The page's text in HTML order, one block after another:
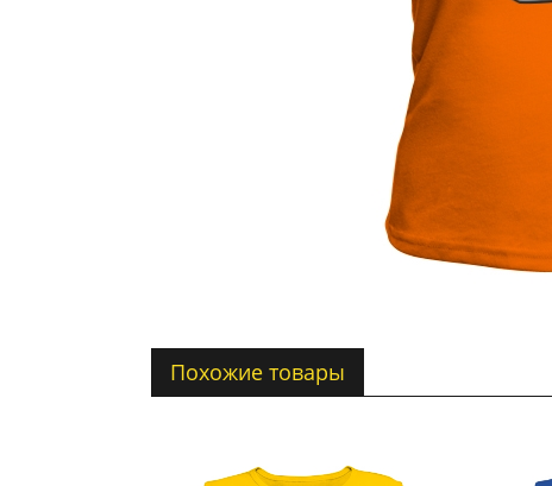
Похожие товары